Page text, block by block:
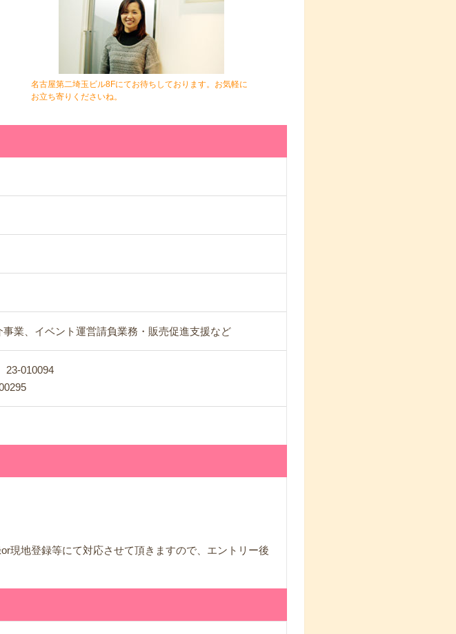
名古屋第二埼玉ビル8Fにてお待ちしております。お気軽に
お立ち寄りくださいね。
業、イベント運営請負業務・販売促進支援など
23-010094
現地登録等にて対応させて頂きますので、エントリー後